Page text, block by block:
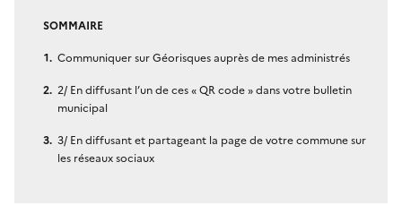
SOMMAIRE
Communiquer sur Géorisques auprès de mes administrés
2/ En diffusant l’un de ces « QR code » dans votre bulletin
municipal
3/ En diffusant et partageant la page de votre commune sur
les réseaux sociaux